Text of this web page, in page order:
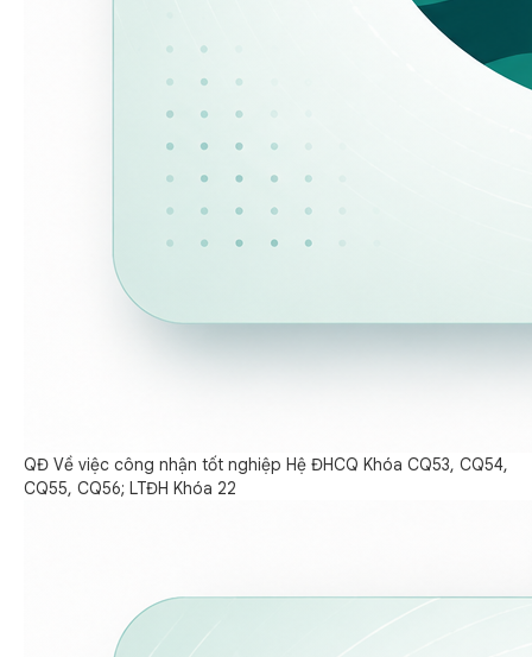
QĐ Về việc công nhận tốt nghiệp Hệ ĐHCQ Khóa CQ53, CQ54,
CQ55, CQ56; LTĐH Khóa 22